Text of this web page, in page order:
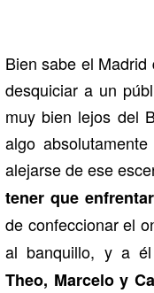
Bien sabe el
desquiciar a un
muy bien lejos del
algo
alejarse de ese
tener que
de confeccionar el
al banquillo, y a
Theo, Marcelo y